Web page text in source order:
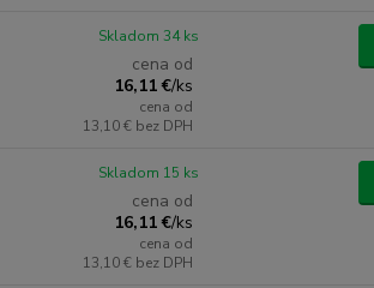
cena od
16,11 €/ks
cena od
13,10 € bez DPH
Skladom 34 ks
cena od
16,11 €/ks
cena od
13,10 € bez DPH
Skladom 15 ks